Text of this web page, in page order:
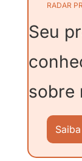
RADAR
Seu
sobre